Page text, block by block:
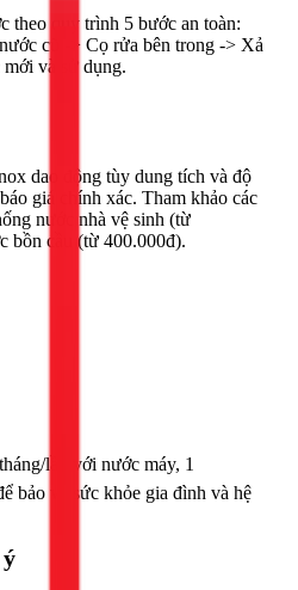
theo quy trình 5 bước an toàn:
cũ -> Cọ rửa bên trong -> Xả
mới và sử dụng.
dao động tùy dung tích và độ
giá chính xác. Tham khảo các
nước nhà vệ sinh (từ
bồn cầu (từ 400.000đ).
lần với nước máy, 1
bảo vệ sức khỏe gia đình và hệ